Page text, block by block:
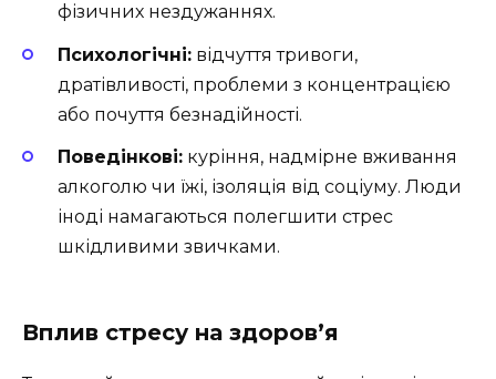
фізичних нездужаннях.
Психологічні: відчуття тривоги,
дратівливості, проблеми з концентрацією
або почуття безнадійності.
Поведінкові: куріння, надмірне вживання
алкоголю чи їжі, ізоляція від соціуму. Люди
іноді намагаються полегшити стрес
шкідливими звичками.
Вплив стресу на здоров’я